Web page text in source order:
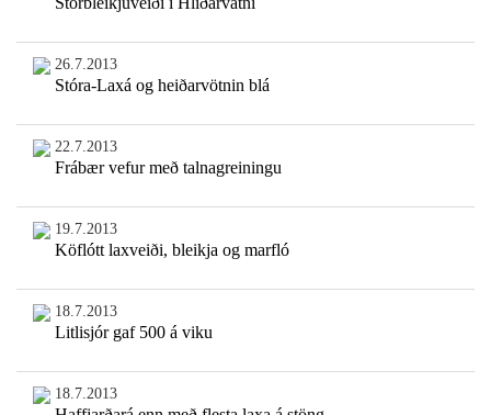
26.7.2013
Stóra-Laxá og heiðarvötnin blá
22.7.2013
Frábær vefur með talnagreiningu
19.7.2013
Köflótt laxveiði, bleikja og marfló
18.7.2013
Litlisjór gaf 500 á viku
18.7.2013